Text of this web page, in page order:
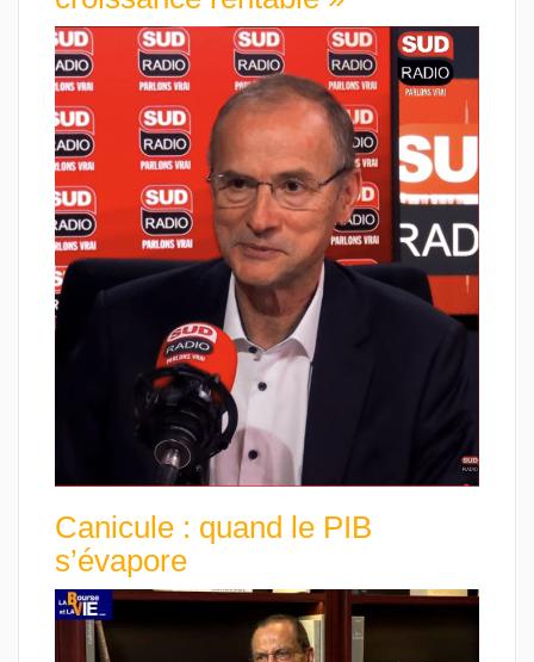
Canicule : quand le PIB
s’évapore